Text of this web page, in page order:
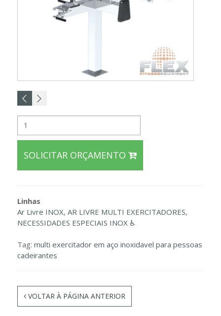
SOLICITAR ORÇAMENTO
Linhas
Ar Livre INOX, AR LIVRE MULTI EXERCITADORES,
NECESSIDADES ESPECIAIS INOX ♿
Tag: multi exercitador em aço inoxidavel para pessoas
cadeirantes
VOLTAR À PÁGINA ANTERIOR